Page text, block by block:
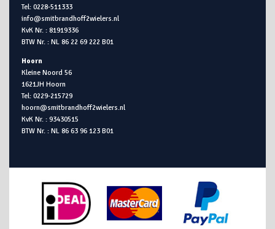
Tel: 0228-511333
info@smitbrandhoff2wielers.nl
KvK Nr. : 81919336
BTW Nr. : NL 86 22 69 222 B01
Hoorn
Kleine Noord 56
1621JH Hoorn
Tel: 0229-215729
hoorn@smitbrandhoff2wielers.nl
KvK Nr. : 93430515
BTW Nr. : NL 86 63 96 123 B01